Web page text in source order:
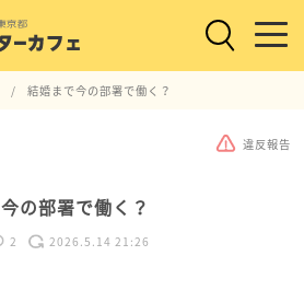
結婚まで今の部署で働く？
違反報告
の部署で働く？
2 2026.5.14 21:26